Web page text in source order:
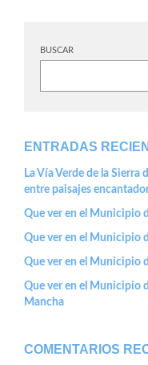
BUSCAR
ENTRADAS
La Vía Verde de la
entre paisajes
Que ver en el Municipio
Que ver en el Municipio
Que ver en el Municipio
Que ver en el Municipio
Mancha
COMENTARIOS